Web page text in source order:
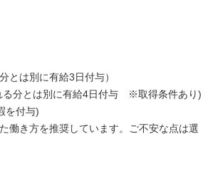
とは別に有給3日付与）
る分とは別に有給4日付与 ※取得条件あり)
を付与)
働き方を推奨しています。ご不安な点は選